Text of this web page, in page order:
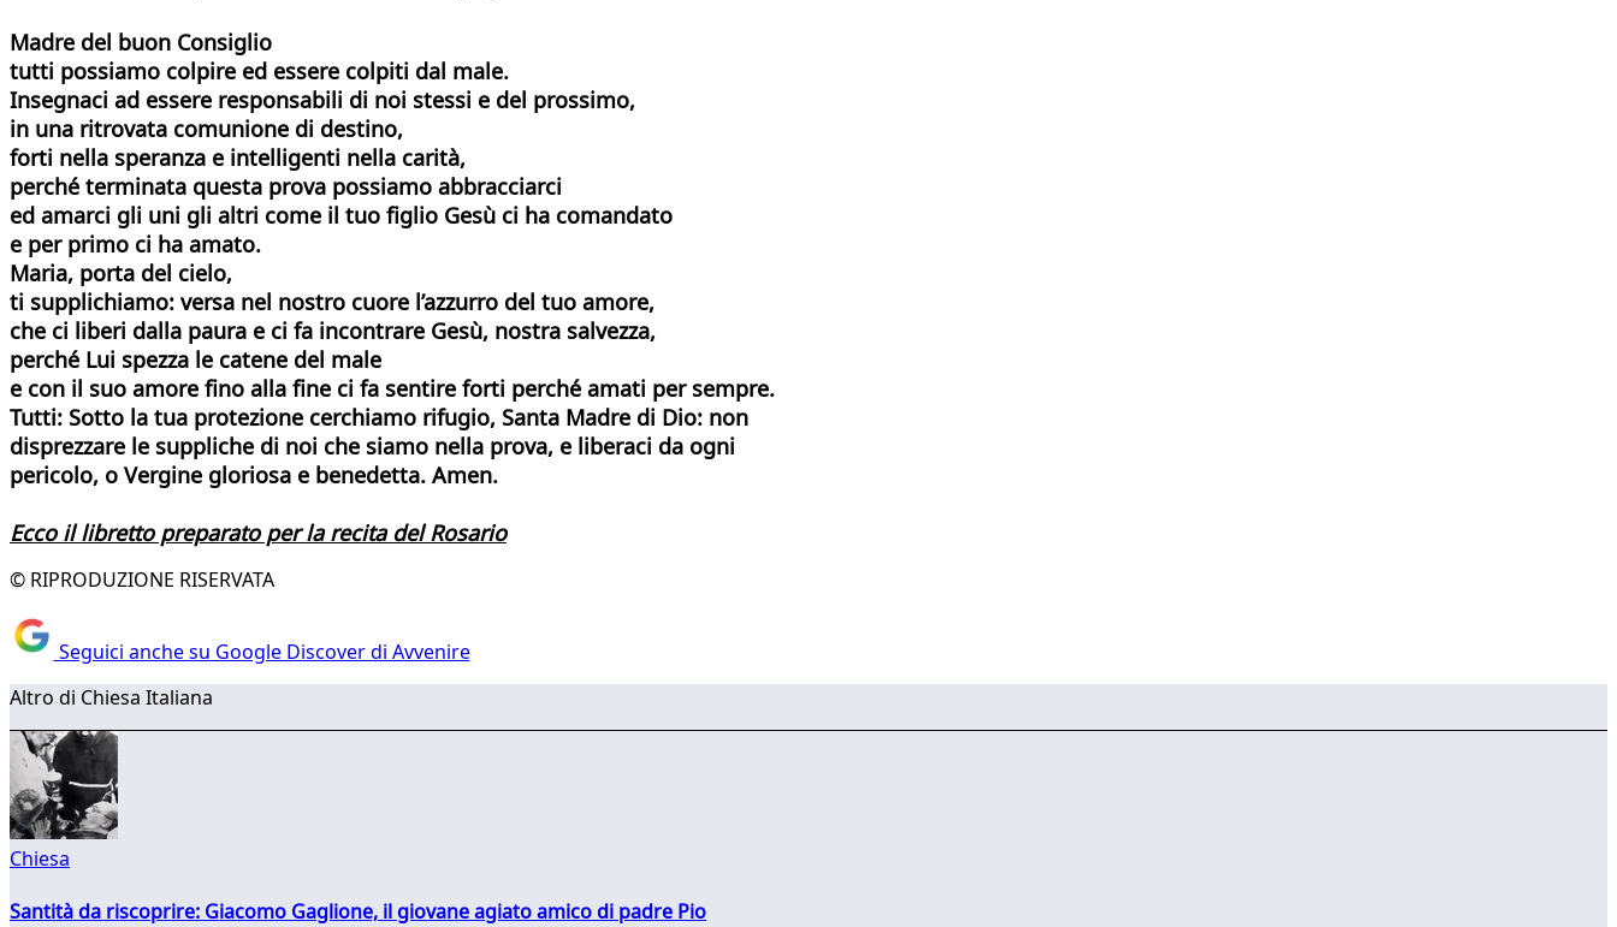
Madre del buon Consiglio
tutti possiamo colpire ed essere colpiti dal male.
Insegnaci ad essere responsabili di noi stessi e del prossimo,
in una ritrovata comunione di destino,
forti nella speranza e intelligenti nella carità,
perché terminata questa prova possiamo abbracciarci
ed amarci gli uni gli altri come il tuo figlio Gesù ci ha comandato
e per primo ci ha amato.
Maria, porta del cielo,
ti supplichiamo: versa nel nostro cuore l’azzurro del tuo amore,
che ci liberi dalla paura e ci fa incontrare Gesù, nostra salvezza,
perché Lui spezza le catene del male
e con il suo amore fino alla fine ci fa sentire forti perché amati per sempre.
Tutti: Sotto la tua protezione cerchiamo rifugio, Santa Madre di Dio: non
disprezzare le suppliche di noi che siamo nella prova, e liberaci da ogni
pericolo, o Vergine gloriosa e benedetta. Amen.
Ecco il libretto preparato per la recita del Rosario
© RIPRODUZIONE RISERVATA
Seguici anche su Google Discover di Avvenire
Altro di Chiesa Italiana
Chiesa
Santità da riscoprire: Giacomo Gaglione, il giovane agiato amico di padre Pio